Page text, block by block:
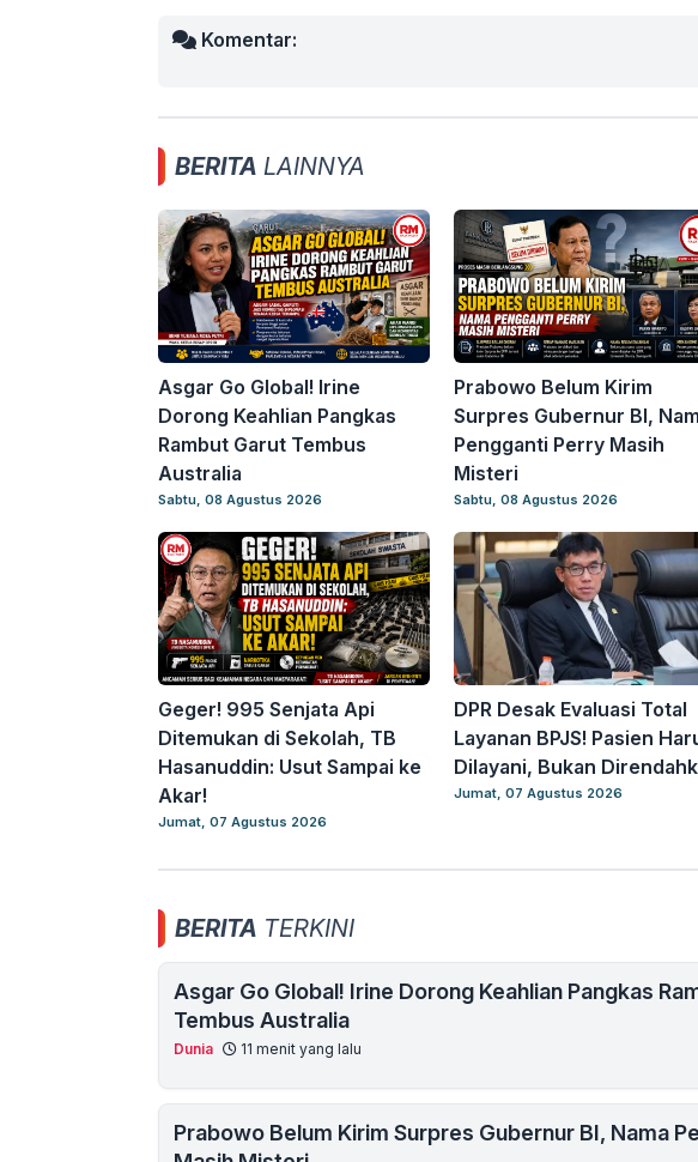
Komentar:
BERITA LAINNYA
Asgar Go Global! Irine
Dorong Keahlian Pangkas
Rambut Garut Tembus
Australia
Sabtu, 08 Agustus 2026
Prabowo Belum Kirim
Surpres Gubernur BI,
Pengganti Perry Masih
Misteri
Sabtu, 08 Agustus 2026
Geger! 995 Senjata Api
Ditemukan di Sekolah, TB
Hasanuddin: Usut Sampai ke
Akar!
Jumat, 07 Agustus 2026
DPR Desak Evaluasi Total
Layanan BPJS! Pasien
Dilayani, Bukan
Jumat, 07 Agustus 2026
BERITA TERKINI
Asgar Go Global! Irine Dorong Keahlian Pangkas
Tembus Australia
Dunia 11 menit yang lalu
Prabowo Belum Kirim Surpres Gubernur BI, Nama